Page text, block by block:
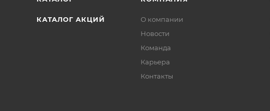
КАТАЛОГ АКЦИЙ
О компании
Новости
Команда
Карьера
Контакты